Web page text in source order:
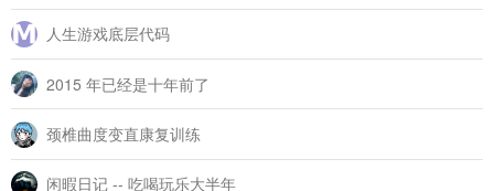
人生游戏底层代码
2015 年已经是十年前了
颈椎曲度变直康复训练
闲暇日记 -- 吃喝玩乐大半年